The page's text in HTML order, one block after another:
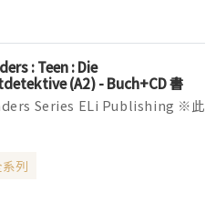
: Teen : Die
(A2) - Buch+CD 書
Series ELi Publishing ※此
CD版本已改版，目前國外出貨時
換成Audio Download線上音檔
。 ▌全彩印刷，全套分為Yo...
列